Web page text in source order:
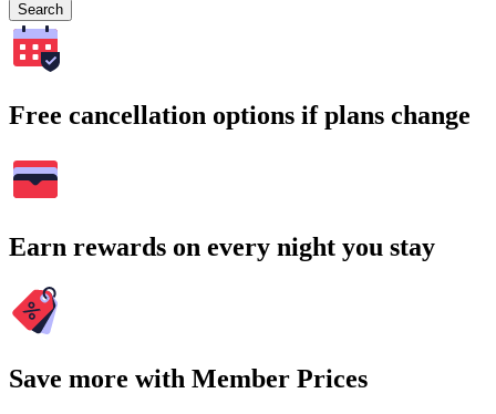
Search
Free cancellation options if plans change
Earn rewards on every night you stay
Save more with Member Prices